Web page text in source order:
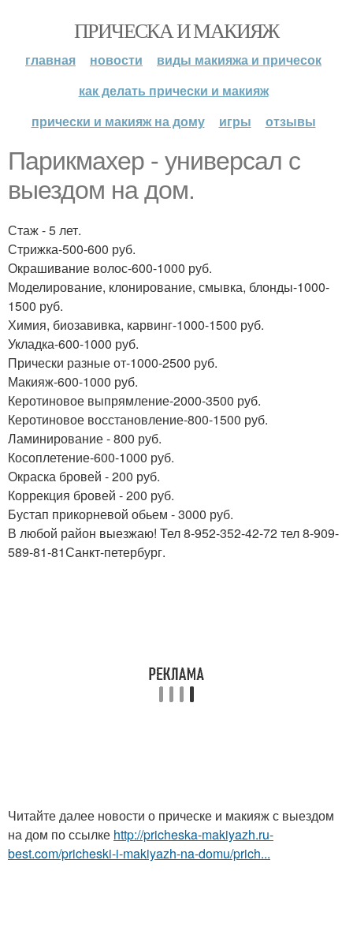
ПРИЧЕСКА И МАКИЯЖ
главная новости
виды макияжа и причесок
как делать прически и макияж
прически и макияж на дому
игры отзывы
Парикмахер - универсал с
выездом на дом.
Стаж - 5 лет.
Стрижка-500-600 руб.
Окрашивание волос-600-1000 руб.
Моделирование, клонирование, смывка, блонды-1000-
1500 руб.
Химия, биозавивка, карвинг-1000-1500 руб.
Укладка-600-1000 руб.
Прически разные от-1000-2500 руб.
Макияж-600-1000 руб.
Керотиновое выпрямление-2000-3500 руб.
Керотиновое восстановление-800-1500 руб.
Ламинирование - 800 руб.
Косоплетение-600-1000 руб.
Окраска бровей - 200 руб.
Коррекция бровей - 200 руб.
Бустап прикорневой обьем - 3000 руб.
В любой район выезжаю! Тел 8-952-352-42-72 тел 8-909-
589-81-81Санкт-петербург.
Читайте далее новости о прическе и макияж с выездом
на дом по ссылке http://pricheska-makiyazh.ru-
best.com/pricheski-i-makiyazh-na-domu/prich...